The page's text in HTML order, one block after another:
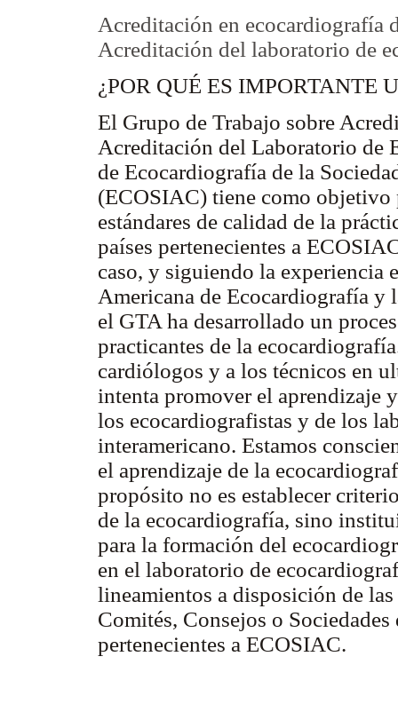
Acreditación en ecocardiografía
Acreditación del laboratorio de
¿POR QUÉ ES IMPORTANTE
El Grupo de Trabajo sobre
Acreditación del Laboratorio de
de Ecocardiografía de la
(ECOSIAC) tiene como
estándares de calidad de la
países pertenecientes a
caso, y siguiendo la experiencia
Americana de Ecocardiografía y
el GTA ha desarrollado un
practicantes de la
cardiólogos y a los técnicos en
intenta promover el aprendizaje
los ecocardiografistas y de los
interamericano. Estamos
el aprendizaje de la
propósito no es establecer
de la ecocardiografía, sino
para la formación del
en el laboratorio de
lineamientos a disposición de
Comités, Consejos o
pertenecientes a ECOSIAC.